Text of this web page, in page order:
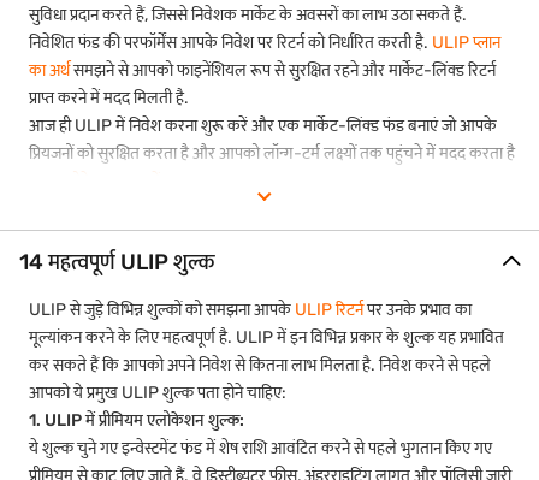
सुविधा प्रदान करते हैं, जिससे निवेशक मार्केट के अवसरों का लाभ उठा सकते हैं.
निवेशित फंड की परफॉर्मेंस आपके निवेश पर रिटर्न को निर्धारित करती है. ULIP प्लान
का अर्थसमझने से आपको फाइनेंशियल रूप से सुरक्षित रहने और मार्केट-लिंक्ड रिटर्न
प्राप्त करने में मदद मिलती है.
आज ही ULIP में निवेश करना शुरू करें और एक मार्केट-लिंक्ड फंड बनाएं जो आपके
प्रियजनों को सुरक्षित करता है और आपको लॉन्ग-टर्म लक्ष्यों तक पहुंचने में मदद करता है
ULIP में निवेश करने से पहले, उन शुल्कों को समझना महत्वपूर्ण है जो आपके रिटर्न को
प्रभावित कर सकते हैं. यहां ULIP प्लान में शामिल सामान्य लागतों का विवरण दिया गया
ULIP में प्रीमियम एलोकेशन शुल्क: यह शुल्क निवेश करने से पहले आपके
प्रीमियम से पहले ही काट लिया जाता है. यह पॉलिसी के वितरण और शुरुआती
खर्चों को कवर करती है.
फंड मैनेजमेंट शुल्क:आपके निवेश किए गए पैसे को मैनेज करने के लिए लिया
जाता है, यह शुल्क उनके फंड वैल्यू का प्रतिशत है और इसे दैनिक रूप से
एडजस्ट किया जाता है.
14 महत्वपूर्ण ULIP शुल्क
ULIP से जुड़े विभिन्न शुल्कों को समझना आपके ULIP रिटर्नपर उनके प्रभाव का
मूल्यांकन करने के लिए महत्वपूर्ण है. ULIP में इन विभिन्न प्रकार के शुल्क यह प्रभावित
कर सकते हैं कि आपको अपने निवेश से कितना लाभ मिलता है. निवेश करने से पहले
आपको ये प्रमुख ULIP शुल्क पता होने चाहिए:
1. ULIP में प्रीमियम एलोकेशन शुल्क:
ये शुल्क चुने गए इन्वेस्टमेंट फंड में शेष राशि आवंटित करने से पहले भुगतान किए गए
प्रीमियम से काट लिए जाते हैं. वे डिस्ट्रीब्यूटर फीस, अंडरराइटिंग लागत और पॉलिसी जारी